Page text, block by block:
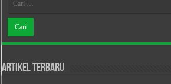
Artikel Terbaru